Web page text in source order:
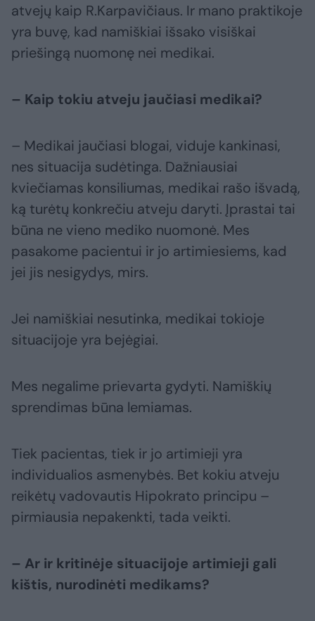
atvejų kaip R.Karpavičiaus. Ir mano praktikoje
yra buvę, kad namiškiai išsako visiškai
priešingą nuomonę nei medikai.
– Kaip tokiu atveju jaučiasi medikai?
– Medikai jaučiasi blogai, viduje kankinasi,
nes situacija sudėtinga. Dažniausiai
kviečiamas konsiliumas, medikai rašo išvadą,
ką turėtų konkrečiu atveju daryti. Įprastai tai
būna ne vieno mediko nuomonė. Mes
pasakome pacientui ir jo artimiesiems, kad
jei jis nesigydys, mirs.
Jei namiškiai nesutinka, medikai tokioje
situacijoje yra bejėgiai.
Mes negalime prievarta gydyti. Namiškių
sprendimas būna lemiamas.
Tiek pacientas, tiek ir jo artimieji yra
individualios asmenybės. Bet kokiu atveju
reikėtų vadovautis Hipokrato principu –
pirmiausia nepakenkti, tada veikti.
– Ar ir kritinėje situacijoje artimieji gali
kištis, nurodinėti medikams?